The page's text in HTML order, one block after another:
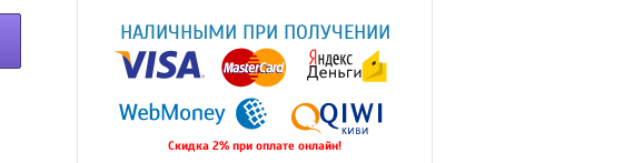
НАЛИЧНЫМИ ПРИ ПОЛУЧЕНИИ
Скидка 2% при оплате онлайн!